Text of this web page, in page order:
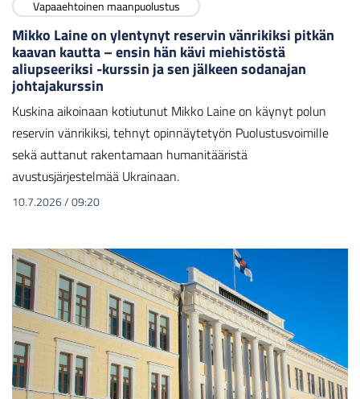
Vapaaehtoinen maanpuolustus
Mikko Laine on ylentynyt reservin vänrikiksi pitkän
kaavan kautta – ensin hän kävi miehistöstä
aliupseeriksi -kurssin ja sen jälkeen sodanajan
johtajakurssin
Kuskina aikoinaan kotiutunut Mikko Laine on käynyt polun
reservin vänrikiksi, tehnyt opinnäytetyön Puolustusvoimille
sekä auttanut rakentamaan humanitääristä
avustusjärjestelmää Ukrainaan.
10.7.2026/09:20